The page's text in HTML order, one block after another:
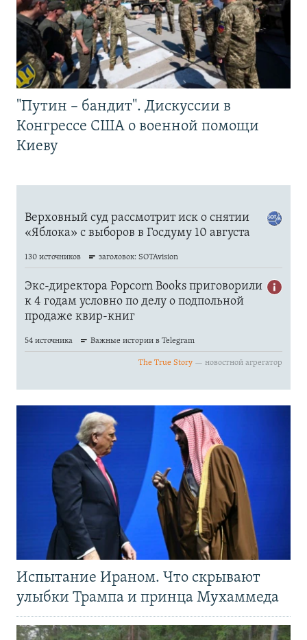
"Путин – бандит". Дискуссии в
Конгрессе США о военной помощи
Киеву
Испытание Ираном. Что скрывают
улыбки Трампа и принца Мухаммеда